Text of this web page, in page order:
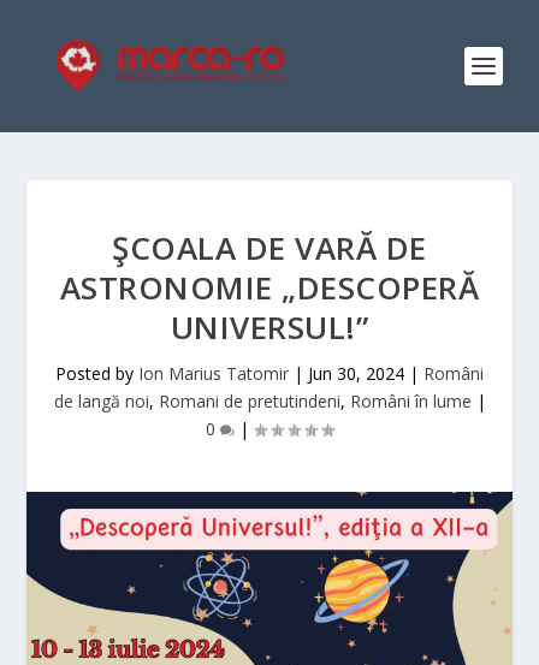
ŞCOALA DE VARĂ DE
ASTRONOMIE „DESCOPERĂ
UNIVERSUL!”
Posted by Ion Marius Tatomir | Jun 30, 2024 | Români
de langă noi, Romani de pretutindeni, Români în lume |
0
|